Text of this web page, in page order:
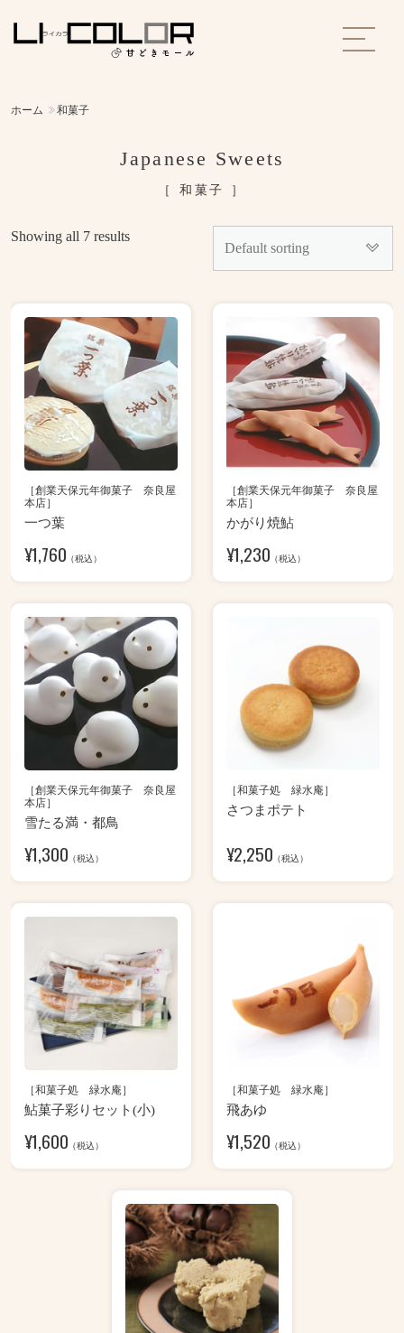
ホーム 和菓子
Japanese Sweets
［ 和菓子 ］
Showing all 7 results
［創業天保元年御菓子 奈良屋
本店］
一つ葉
¥1,760 （税込）
［創業天保元年御菓子 奈良屋
本店］
かがり焼鮎
¥1,230 （税込）
［創業天保元年御菓子 奈良屋
本店］
雪たる満・都鳥
¥1,300 （税込）
［和菓子処 緑水庵］
さつまポテト
¥2,250 （税込）
［和菓子処 緑水庵］
鮎菓子彩りセット(小)
¥1,600 （税込）
［和菓子処 緑水庵］
飛あゆ
¥1,520 （税込）